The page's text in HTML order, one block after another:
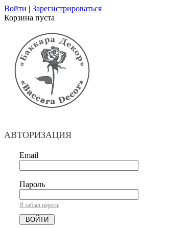
Войти | Зарегистрироваться
Корзина пуста
АВТОРИЗАЦИЯ
Email
Пароль
Я забыл пароль